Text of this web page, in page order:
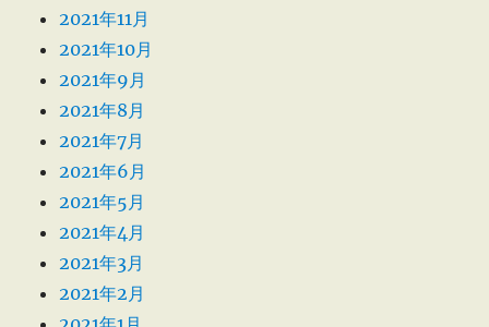
2021年11月
2021年10月
2021年9月
2021年8月
2021年7月
2021年6月
2021年5月
2021年4月
2021年3月
2021年2月